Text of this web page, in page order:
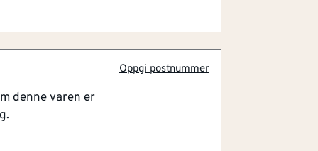
Oppgi postnummer
denne varen er
kaldgalvanisering. Gir effektiv
på råjern og stål, og fungerer som en